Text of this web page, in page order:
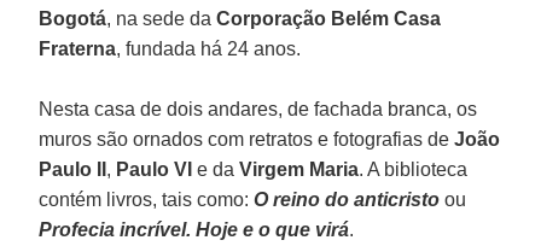
Bogotá, na sede daCorporação Belém Casa
Fraterna, fundada há 24 anos.
Nesta casa de dois andares, de fachada branca, os
muros são ornados com retratos e fotografias deJoão
Paulo II , Paulo VI e daVirgem Maria. A biblioteca
contém livros, tais como:O reino do anticristo ou
Profecia incrível. Hoje e o que virá.